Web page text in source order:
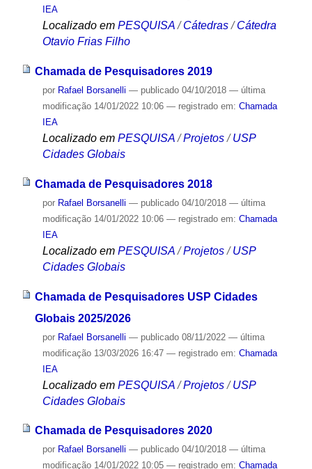
IEA
Localizado em PESQUISA / Cátedras/ Cátedra
Otavio Frias Filho
Chamada de Pesquisadores 2019
por Rafael Borsanelli — publicado04/10/2018 — última
modificação14/01/2022 10:06 — registrado em: Chamada
IEA
Localizado em PESQUISA /Projetos/USP
Cidades Globais
Chamada de Pesquisadores 2018
por Rafael Borsanelli — publicado04/10/2018 — última
modificação14/01/2022 10:06 — registrado em: Chamada
IEA
Localizado em PESQUISA /Projetos/USP
Cidades Globais
Chamada de Pesquisadores USP Cidades
Globais 2025/2026
por Rafael Borsanelli — publicado08/11/2022 — última
modificação13/03/2026 16:47 — registrado em: Chamada
IEA
Localizado em PESQUISA /Projetos/USP
Cidades Globais
Chamada de Pesquisadores 2020
por Rafael Borsanelli — publicado04/10/2018 — última
modificação14/01/2022 10:05 — registrado em: Chamada